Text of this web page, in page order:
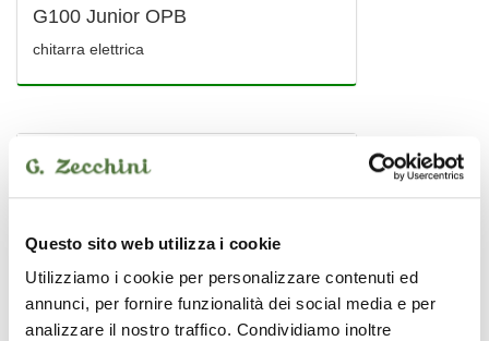
Questo sito web utilizza i cookie
Utilizziamo i cookie per personalizzare contenuti ed
annunci, per fornire funzionalità dei social media e per
analizzare il nostro traffico. Condividiamo inoltre
G100 Junior OPB
chitarra elettrica